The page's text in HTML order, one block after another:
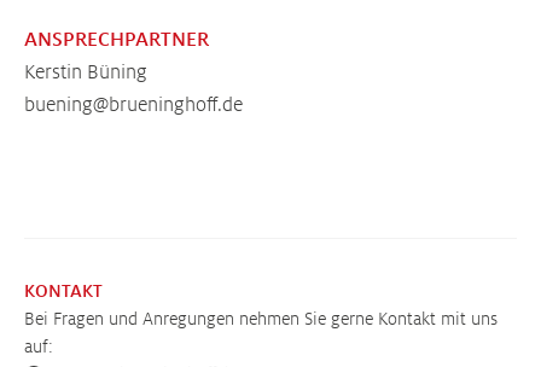
ANSPRECHPARTNER
Kerstin Büning
buening@brueninghoff.de
KONTAKT
Bei Fragen und Anregungen nehmen Sie gerne Kontakt mit uns
auf: